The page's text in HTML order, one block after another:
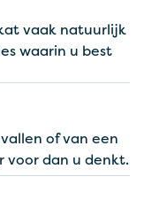
vaak natuurlijk
waarin u best
of van een
voor dan u denkt.